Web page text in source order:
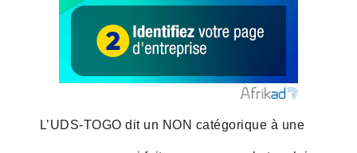
L’UDS-TOGO dit un NON catégorique à une